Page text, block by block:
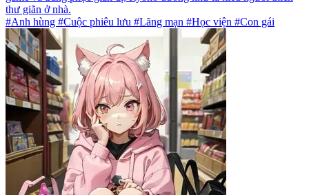
thư giãn ở nhà.
#Anh hùng #Cuộc phiêu lưu #Lãng mạn #Học viện #Con gái